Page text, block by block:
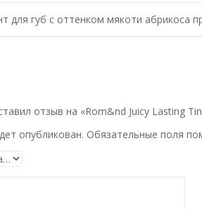
для губ с оттенком мякоти абрикоса
отзыв на «Rom&nd Juicy Lasting
опубликован. Обязательные поля